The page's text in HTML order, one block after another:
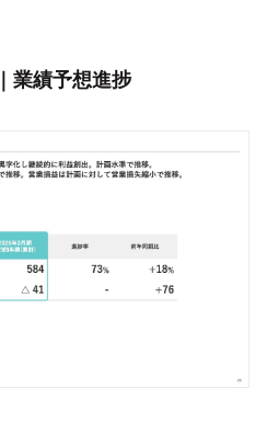
業績予想進捗